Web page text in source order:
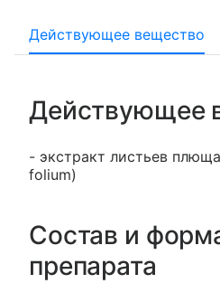
Действующее вещество
Действующее
- экстракт листьев
folium)
Состав и
препарата